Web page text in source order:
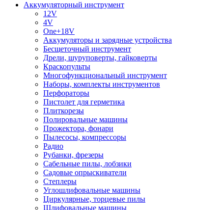
Аккумуляторный инструмент
12V
4V
One+18V
Аккумуляторы и зарядные устройства
Беcщеточный инструмент
Дрели, шуруповерты, гайковерты
Краскопульты
Многофункциональный инструмент
Наборы, комплекты инструментов
Перфораторы
Пистолет для герметика
Плиткорезы
Полировальные машины
Прожектора, фонари
Пылесосы, компрессоры
Радио
Рубанки, фрезеры
Сабельные пилы, лобзики
Садовые опрыскиватели
Степлеры
Углошлифовальные машины
Циркулярные, торцевые пилы
Шлифовальные машины